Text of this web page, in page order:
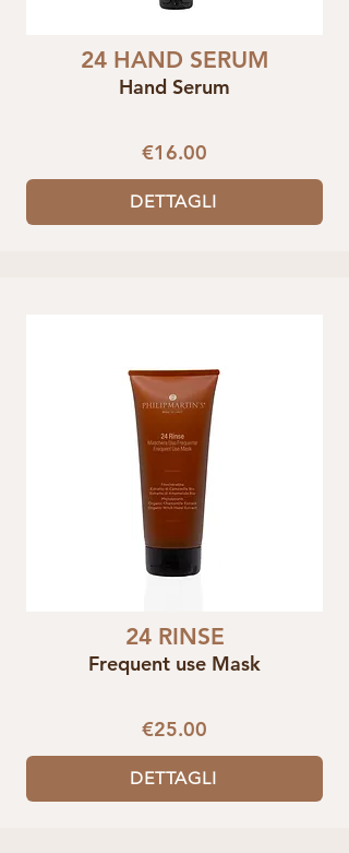
24 HAND SERUM
Hand Serum
€16.00
DETTAGLI
24 RINSE
Frequent use Mask
€25.00
DETTAGLI